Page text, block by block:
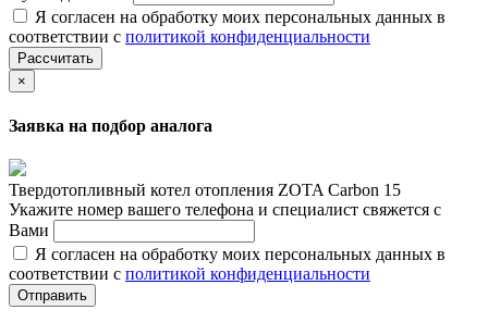
Я согласен на обработку моих персональных данных в
соответствии с политикой конфиденциальности
Рассчитать
×
Заявка на подбор аналога
Твердотопливный котел отопления ZOTA Сarbon 15
Укажите номер вашего телефона и специалист свяжется с
Вами
Я согласен на обработку моих персональных данных в
соответствии с политикой конфиденциальности
Отправить